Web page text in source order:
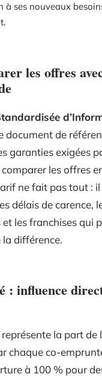
à ses nouveaux
les offres
document de
garanties exigées
les offres
ne fait pas tout :
délais de carence,
et les franchises qui
différence.
: influence
la part de
chaque co-
à 100 % pour